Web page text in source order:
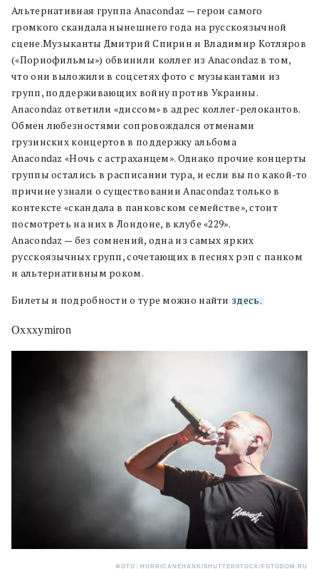
Альтернативная группа Anacondaz — герои самого
громкого скандала нынешнего года на русскоязычной
сцене.Музыканты Дмитрий Спирин и Владимир Котляров
(«Порнофильмы») обвинили коллег из Anacondaz в том,
что они выложили в соцсетях фото с музыкантами из
групп, поддерживающих войну против Украины.
Anacondaz ответили «диссом» в адрес коллег-релокантов.
Обмен любезностями сопровождался отменами
грузинских концертов в поддержку альбома
Anacondaz «Ночь с астраханцем». Однако прочие концерты
группы остались в расписании тура, и если вы по какой-то
причине узнали о существовании Anacondaz только в
контексте «скандала в панковском семействе», стоит
посмотреть на них в Лондоне, в клубе «229».
Anacondaz — без сомнений, одна из самых ярких
русскоязычных групп, сочетающих в песнях рэп с панком
и альтернативным роком.
Билеты и подробности о туре можно найти здесь.
Oxxxymiron
ФОТО: HURRICANEHANK/SHUTTERSTOCK/FOTODOM.RU